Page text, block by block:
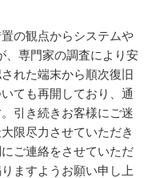
の観点からシステムや
、専門家の調査により安
れた端末から順次復旧
ても再開しており、通
引き続きお客様にご迷
限尽力させていただき
ご連絡をさせていただ
ますようお願い申し上